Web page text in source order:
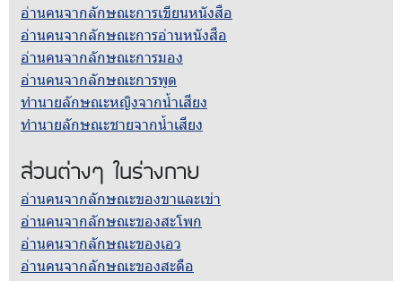
อ่านคนจากลักษณะการเขียนหนังสือ
อ่านคนจากลักษณะการอ่านหนังสือ
อ่านคนจากลักษณะการมอง
อ่านคนจากลักษณะการพูด
ทำนายลักษณะหญิงจากน้ำเสียง
ทำนายลักษณะชายจากน้ำเสียง
ส่วนต่างๆ ในร่างกาย
อ่านคนจากลักษณะของขาและเข่า
อ่านคนจากลักษณะของสะโพก
อ่านคนจากลักษณะของเอว
อ่านคนจากลักษณะของสะดือ